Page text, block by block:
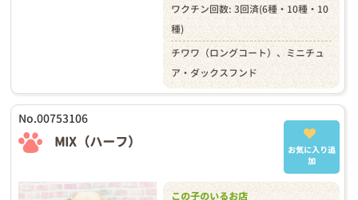
ワクチン回数: 3回済(6種・10種・10
種)
チワワ（ロングコート）、ミニチュ
ア・ダックスフンド
No.00753106
MIX（ハーフ）
お気に入り追
加
この子のいるお店